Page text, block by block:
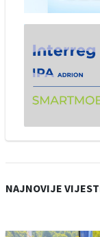
NAJNOVIJE